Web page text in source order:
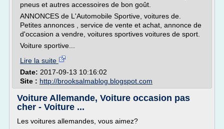
pneus et autres accessoires de bon goût.
ANNONCES de L'Automobile Sportive, voitures de.
Petites annonces , service de vente et achat, annonce de
d'occasion a vendre, voitures sportives voitures de sport.
Voiture sportive...
Lire la suite
Date: 2017-09-13 10:16:02
Site : http://brooksalmablog.blogspot.com
Voiture Allemande, Voiture occasion pas
cher - Voiture ...
Les voitures allemandes, vous aimez?